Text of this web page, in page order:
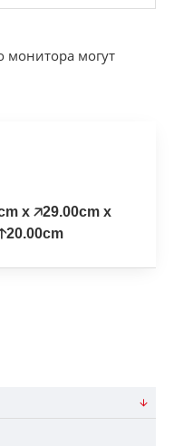
монитора могут
x 🡥29.00cm x